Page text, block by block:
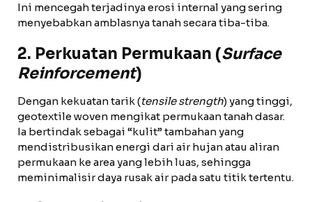
Ini mencegah terjadinya erosi internal yang sering
menyebabkan amblasnya tanah secara tiba-tiba.
2. Perkuatan Permukaan (Surface
Reinforcement)
Dengan kekuatan tarik (tensile strength) yang tinggi,
geotextile woven mengikat permukaan tanah dasar.
Ia bertindak sebagai “kulit” tambahan yang
mendistribusikan energi dari air hujan atau aliran
permukaan ke area yang lebih luas, sehingga
meminimalisir daya rusak air pada satu titik tertentu.